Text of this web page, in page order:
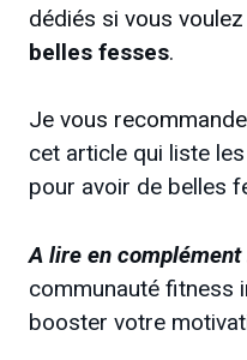
dédiés si vous
belles fesses.
Je vous
cet article qui liste
pour avoir de belles
A lire en complément
communauté fitness
booster votre